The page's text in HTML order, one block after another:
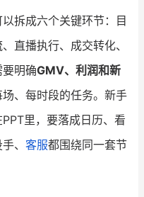
以拆成六个关键环节：目
直播执行、成交转化、
明确GMV、利润和新
、每时段的任务。新手
里，要落成日历、看
、 客服都围绕同一套节